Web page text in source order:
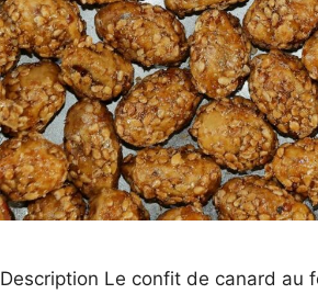
Description Le confit de canard au